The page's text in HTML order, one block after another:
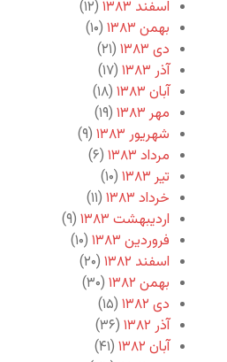
اسفند ۱۳۸۳
(۱۲)
بهمن ۱۳۸۳
(۱۰)
دی ۱۳۸۳
(۲۱)
آذر ۱۳۸۳
(۱۷)
آبان ۱۳۸۳
(۱۸)
مهر ۱۳۸۳
(۱۹)
شهریور ۱۳۸۳
(۹)
مرداد ۱۳۸۳
(۶)
تیر ۱۳۸۳
(۱۰)
خرداد ۱۳۸۳
(۱۱)
اردیبهشت ۱۳۸۳
(۹)
فروردین ۱۳۸۳
(۱۰)
اسفند ۱۳۸۲
(۲۰)
بهمن ۱۳۸۲
(۳۰)
دی ۱۳۸۲
(۱۵)
آذر ۱۳۸۲
(۳۶)
آبان ۱۳۸۲
(۴۱)